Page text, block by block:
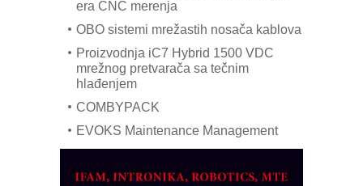
Proizvodnja iC7 Hybrid 1500 VDC
mrežnog pretvarača sa tečnim
hlađenjem
COMBYPACK
EVOKS Maintenance Management
ROSA i SCHUNK podižu proizvodnju
na viši nivo
MAREX - Lim i mašine za savremena